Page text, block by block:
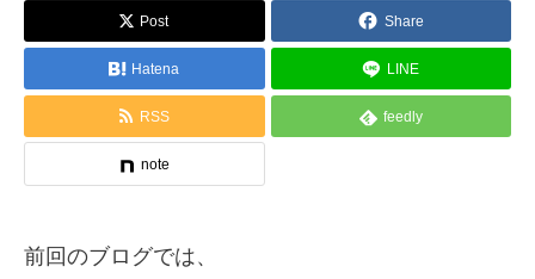
Post Share
Hatena LINE
RSS feedly
note
前回のブログでは、